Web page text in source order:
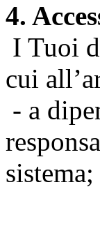
4.
I Tuoi
cui
- a
sistema;